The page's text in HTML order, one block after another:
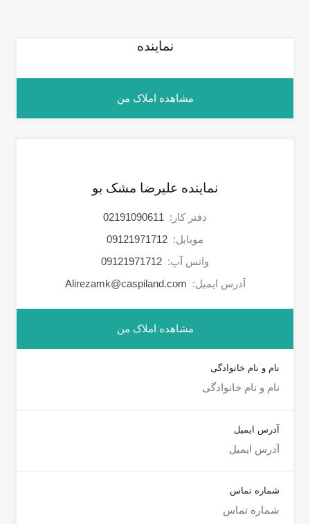
نماینده
مشاهده املاک من
نماینده علیرضا مشک بو
دفتر کار: 02191090611
موبایل: 09121971712
واتس آپ: 09121971712
آدرس ایمیل: Alirezamk@caspiland.com
مشاهده املاک من
نام و نام خانوادگی
آدرس ایمیل
شماره تماس